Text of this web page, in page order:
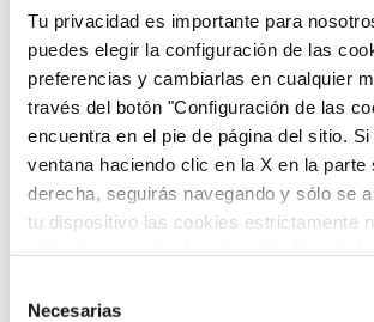
Tu privacidad es importante para
puedes elegir la configuración de las
preferencias y cambiarlas en cualquier
través del botón "Configuración de las
encuentra en el pie de página del sitio.
ventana haciendo clic en la X en la parte
derecha, seguirás navegando y sólo se
tu dispositivo las cookies estrictamente
Necesarias
photo_camera Atracciones
La Colegiata de los
Santos Lorenzo y
Leonardo en
Castelfiorentino
photo_camera
BEGO -
Benozzo